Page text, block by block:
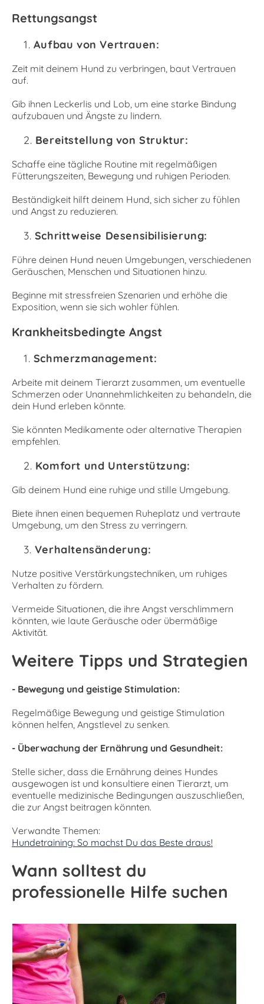
Rettungsangst
Aufbau von Vertrauen:
Zeit mit deinem Hund zu verbringen, baut Vertrauen
auf.
Gib ihnen Leckerlis und Lob, um eine starke Bindung
aufzubauen und Ängste zu lindern.
Bereitstellung von Struktur:
Schaffe eine tägliche Routine mit regelmäßigen
Fütterungszeiten, Bewegung und ruhigen Perioden.
Beständigkeit hilft deinem Hund, sich sicher zu fühlen
und Angst zu reduzieren.
Schrittweise Desensibilisierung:
Führe deinen Hund neuen Umgebungen, verschiedenen
Geräuschen, Menschen und Situationen hinzu.
Beginne mit stressfreien Szenarien und erhöhe die
Exposition, wenn sie sich wohler fühlen.
Krankheitsbedingte Angst
Schmerzmanagement:
Arbeite mit deinem Tierarzt zusammen, um eventuelle
Schmerzen oder Unannehmlichkeiten zu behandeln, die
dein Hund erleben könnte.
Sie könnten Medikamente oder alternative Therapien
empfehlen.
Komfort und Unterstützung:
Gib deinem Hund eine ruhige und stille Umgebung.
Biete ihnen einen bequemen Ruheplatz und vertraute
Umgebung, um den Stress zu verringern.
Verhaltensänderung:
Nutze positive Verstärkungstechniken, um ruhiges
Verhalten zu fördern.
Vermeide Situationen, die ihre Angst verschlimmern
könnten, wie laute Geräusche oder übermäßige
Aktivität.
Weitere Tipps und Strategien
- Bewegung und geistige Stimulation:
Regelmäßige Bewegung und geistige Stimulation
können helfen, Angstlevel zu senken.
- Überwachung der Ernährung und Gesundheit:
Stelle sicher, dass die Ernährung deines Hundes
ausgewogen ist und konsultiere einen Tierarzt, um
eventuelle medizinische Bedingungen auszuschließen,
die zur Angst beitragen könnten.
Verwandte Themen:
Hundetraining: So machst Du das Beste draus!
Wann solltest du
professionelle Hilfe suchen